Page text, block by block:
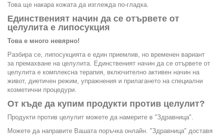
Това ще накара кожата да изглежда по-гладка.
Единственият начин да се отървете от
целулита е липосукция
Това е много невярно!
Разбира се, липосукцията е един приемлив, но временен вариант
за премахване на целулита. Единственият начин да се отървете от
целулита е комплексна терапия, включително активен начин на
живот, диетичен режим, упражнения и прилагането на специални
козметични процедури.
От къде да купим продукти против целулит?
Продукти против целулит можете да намерите в "Здравница".
Можете да направите Вашата поръчка онлайн. "Здравница" доставя